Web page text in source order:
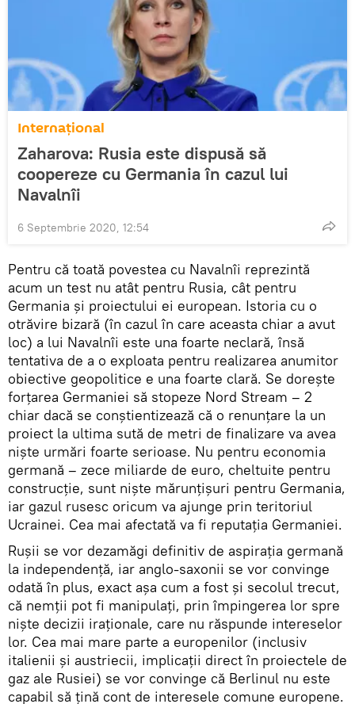
Internaţional
Zaharova: Rusia este dispusă să
coopereze cu Germania în cazul lui
Navalnîi
6 Septembrie 2020, 12:54
Pentru că toată povestea cu Navalnîi reprezintă
acum un test nu atât pentru Rusia, cât pentru
Germania și proiectului ei european. Istoria cu o
otrăvire bizară (în cazul în care aceasta chiar a avut
loc) a lui Navalnîi este una foarte neclară, însă
tentativa de a o exploata pentru realizarea anumitor
obiective geopolitice e una foarte clară. Se dorește
forțarea Germaniei să stopeze Nord Stream – 2
chiar dacă se conștientizează că o renunțare la un
proiect la ultima sută de metri de finalizare va avea
niște urmări foarte serioase. Nu pentru economia
germană – zece miliarde de euro, cheltuite pentru
construcție, sunt niște mărunțișuri pentru Germania,
iar gazul rusesc oricum va ajunge prin teritoriul
Ucrainei. Cea mai afectată va fi reputația Germaniei.
Rușii se vor dezamăgi definitiv de aspirația germană
la independență, iar anglo-saxonii se vor convinge
odată în plus, exact așa cum a fost și secolul trecut,
că nemții pot fi manipulați, prin împingerea lor spre
niște decizii iraționale, care nu răspunde intereselor
lor. Cea mai mare parte a europenilor (inclusiv
italienii și austriecii, implicații direct în proiectele de
gaz ale Rusiei) se vor convinge că Berlinul nu este
capabil să țină cont de interesele comune europene.